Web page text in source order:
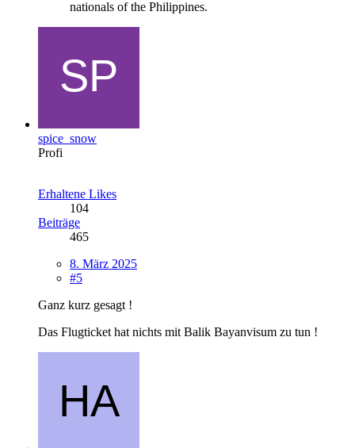
nationals of the Philippines.
spice_snow
Profi
Erhaltene Likes
104
Beiträge
465
8. März 2025
#5
Ganz kurz gesagt !
Das Flugticket hat nichts mit Balik Bayanvisum zu tun !